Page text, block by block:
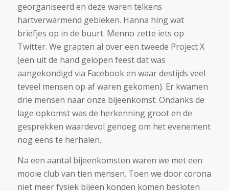
georganiseerd en deze waren telkens
hartverwarmend gebleken. Hanna hing wat
briefjes op in de buurt. Menno zette iets op
Twitter. We grapten al over een tweede Project X
(een uit de hand gelopen feest dat was
aangekondigd via Facebook en waar destijds veel
teveel mensen op af waren gekomen). Er kwamen
drie mensen naar onze bijeenkomst. Ondanks de
lage opkomst was de herkenning groot en de
gesprekken waardevol genoeg om het evenement
nog eens te herhalen.
Na een aantal bijeenkomsten waren we met een
mooie club van tien mensen. Toen we door corona
niet meer fysiek bijeen konden komen besloten